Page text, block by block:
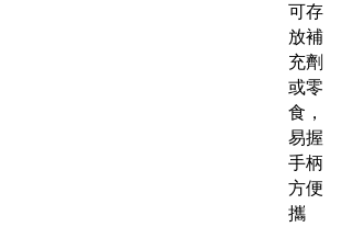
可存
放補
充劑
或零
食，
易握
手柄
方便
攜